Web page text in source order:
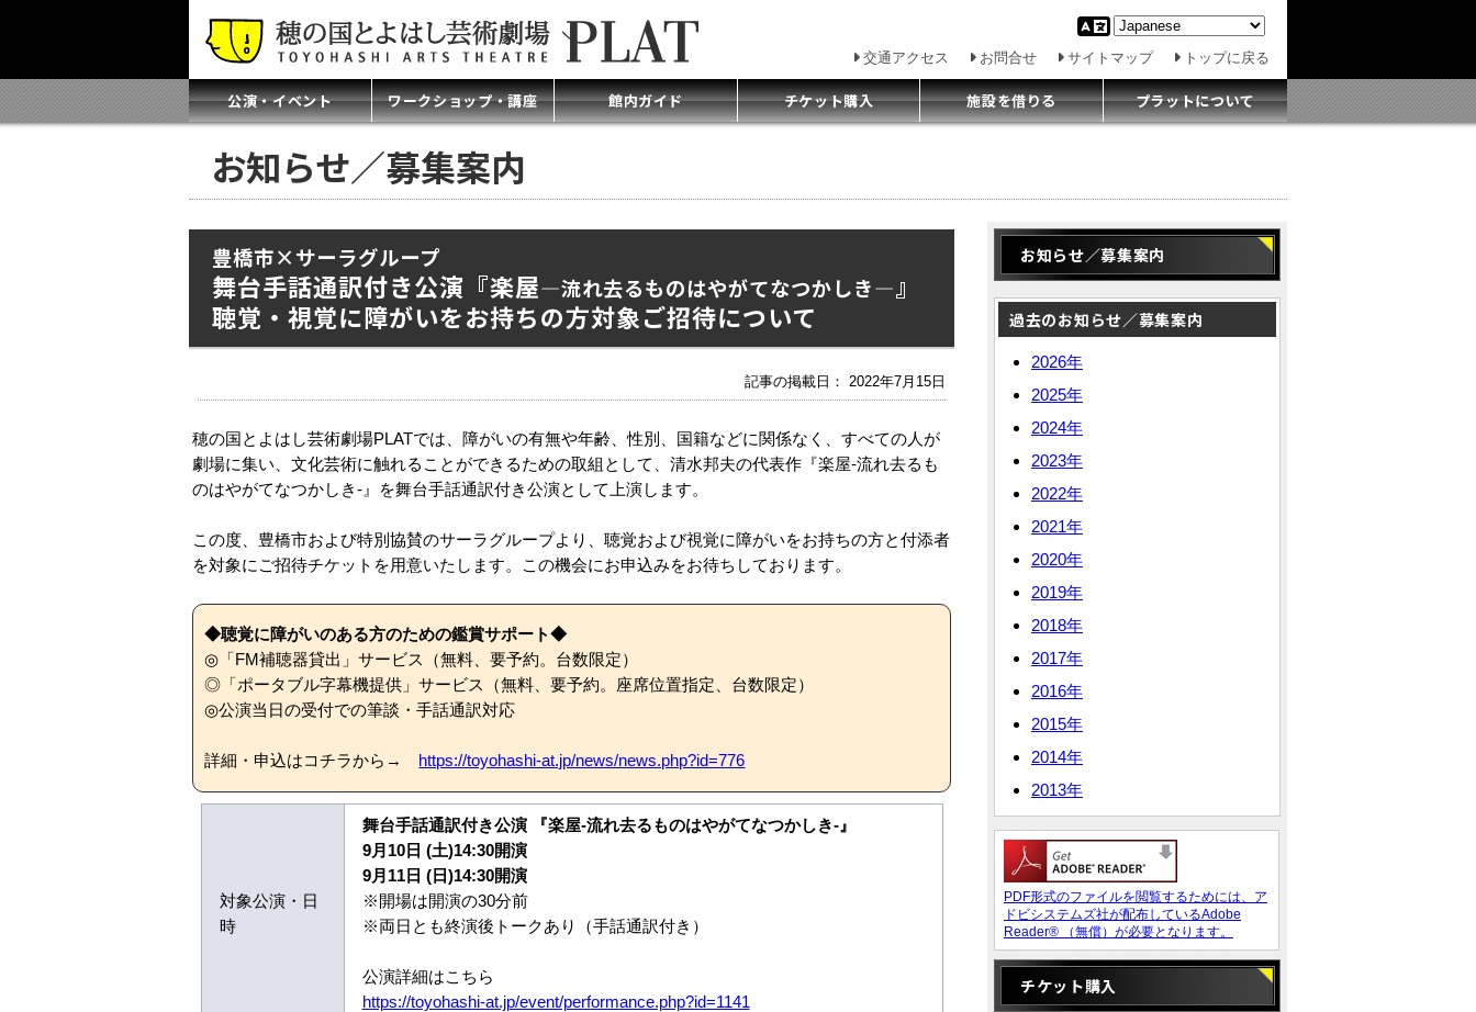
交通アクセス お問合せ サイトマップ トップに戻る
公演・イベント ワークショップ・講座 館内ガイド チケット購入 施設を借りる プラットについて
お知らせ／募集案内
豊橋市×サーラグループ
舞台手話通訳付き公演『楽屋―流れ去るものはやがてなつかしき―』
聴覚・視覚に障がいをお持ちの方対象ご招待について
記事の掲載日： 2022年7月15日
穂の国とよはし芸術劇場PLATでは、障がいの有無や年齢、性別、国籍などに関係なく、すべての人が
劇場に集い、文化芸術に触れることができるための取組として、清水邦夫の代表作『楽屋-流れ去るも
のはやがてなつかしき-』を舞台手話通訳付き公演として上演します。
この度、豊橋市および特別協賛のサーラグループより、聴覚および視覚に障がいをお持ちの方と付添者
を対象にご招待チケットを用意いたします。この機会にお申込みをお待ちしております。
◆聴覚に障がいのある方のための鑑賞サポート◆
◎「FM補聴器貸出」サービス（無料、要予約。台数限定）
◎「ポータブル字幕機提供」サービス（無料、要予約。座席位置指定、台数限定）
◎公演当日の受付での筆談・手話通訳対応
詳細・申込はコチラから→ https://toyohashi-at.jp/news/news.php?id=776
対象公演・日
時
舞台手話通訳付き公演 『楽屋-流れ去るものはやがてなつかしき-』
9月10日 (土)14:30開演
9月11日 (日)14:30開演
※開場は開演の30分前
※両日とも終演後トークあり（手話通訳付き）
公演詳細はこちら
https://toyohashi-at.jp/event/performance.php?id=1141
お知らせ／募集案内
過去のお知らせ／募集案内
2026年
2025年
2024年
2023年
2022年
2021年
2020年
2019年
2018年
2017年
2016年
2015年
2014年
2013年
PDF形式のファイルを閲覧するためには、ア
ドビシステムズ社が配布しているAdobe
Reader® （無償）が必要となります。
チケット購入